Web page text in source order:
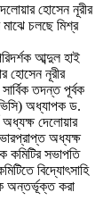
হোসেন নূরীর
চলছে মিশ্র
আব্দুল হাই
হোসেন নূরীর
তদন্ত পূর্বক
অধ্যাপক ড.
দেলোয়ার
অধ্যক্ষ
কমিটির সভাপতি
বিদ্যোৎসাহি
অন্তর্ভূক্ত করা